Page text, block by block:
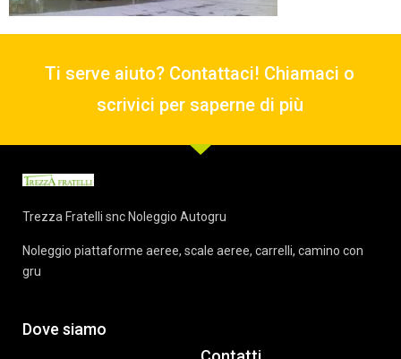
Ti serve aiuto? Contattaci! Chiamaci o
scrivici per saperne di più
Trezza Fratelli snc Noleggio Autogru
Noleggio piattaforme aeree, scale aeree, carrelli, camino con
gru
Dove siamo